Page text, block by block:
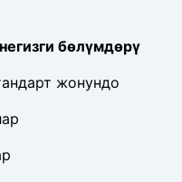
бөлүмдөрү
жонундо